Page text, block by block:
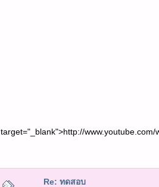
target="_blank">http://www.youtube.com/
Re: ทดสอบ